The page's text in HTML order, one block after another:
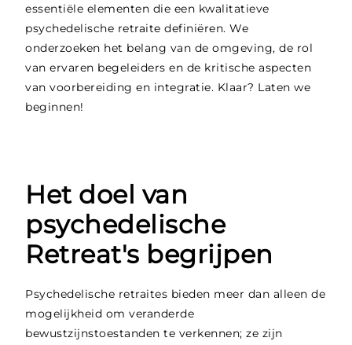
essentiële elementen die een kwalitatieve
psychedelische retraite definiëren. We
onderzoeken het belang van de omgeving, de rol
van ervaren begeleiders en de kritische aspecten
van voorbereiding en integratie. Klaar? Laten we
beginnen!
Het doel van
psychedelische
Retreat's begrijpen
Psychedelische retraites bieden meer dan alleen de
mogelijkheid om veranderde
bewustzijnstoestanden te verkennen; ze zijn